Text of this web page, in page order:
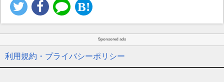
Sponsored ads
利用規約・プライバシーポリシー